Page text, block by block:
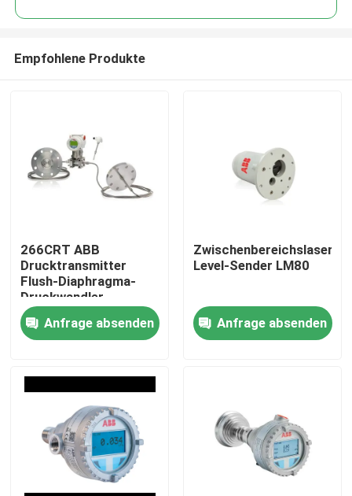
Produkte
Videos
Empfohlene Produkte
266CRT ABB
Drucktransmitter
Flush-Diaphragma-
Druckwandler
Anfrage absenden
Zwischenbereichslaser-
Level-Sender LM80
Anfrage absenden